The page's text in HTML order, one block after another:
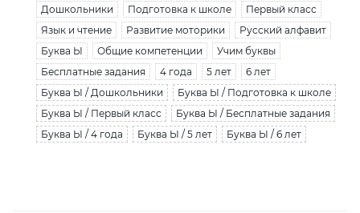
Дошкольники Подготовка к школе
Первый класс
Язык и чтение
Развитие моторики
Русский алфавит
Буква Ы
Общие компетенции
Учим буквы
Бесплатные задания
4 года 5 лет
6 лет
Буква Ы / Дошкольники
Буква Ы / Подготовка к школе
Буква Ы / Первый класс
Буква Ы / Бесплатные задания
Буква Ы / 4 года
Буква Ы / 5 лет Буква Ы / 6 лет